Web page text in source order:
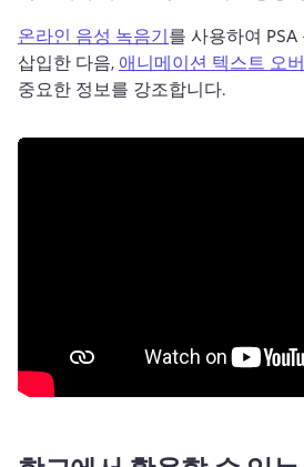
온라인 음성 녹음기를 사용하여
삽입한 다음, 애니메이션 텍스트 오
중요한 정보를 강조합니다.